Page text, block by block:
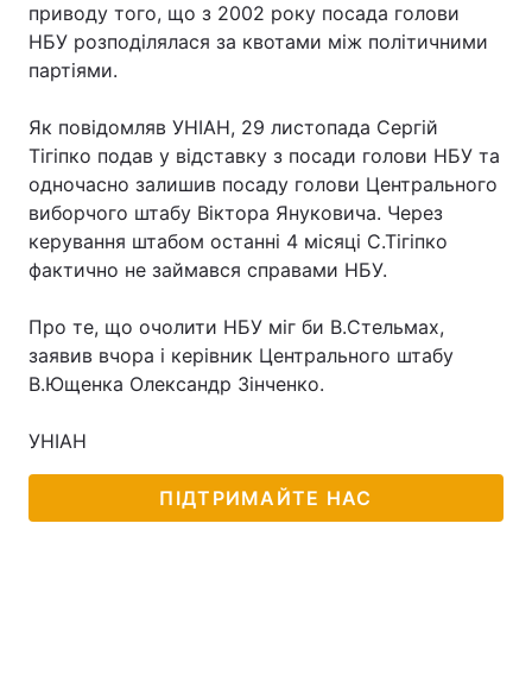
Економіка Світ
Спорт
Техно і зв'язок Лайт
Зброя Інциденти
Здоров'я Туризм
Цікавинки Погода
Екологія Регіони
Лонгріди
Думки
приводу того, що з 2002 року посада голови
НБУ розподілялася за квотами між політичними
партіями.
Як повідомляв УНІАН, 29 листопада Сергій
Тігіпко подав у відставку з посади голови НБУ та
одночасно залишив посаду голови Центрального
виборчого штабу Віктора Януковича. Через
керування штабом останні 4 місяці С.Тігіпко
фактично не займався справами НБУ.
Про те, що очолити НБУ міг би В.Стельмах,
заявив вчора і керівник Центрального штабу
В.Ющенка Олександр Зінченко.
УНІАН
ПІДТРИМАЙТЕ НАС